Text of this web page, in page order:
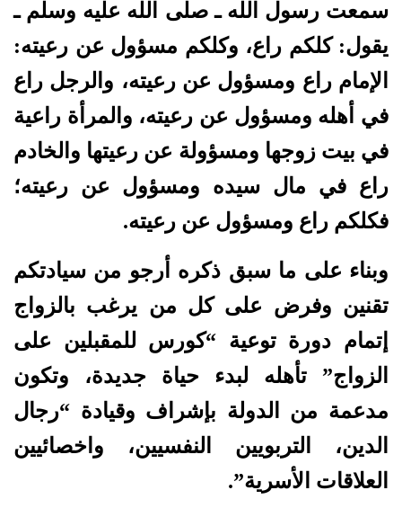
سمعت رسول الله ـ صلى الله عليه وسلم ـ
يقول: كلكم راع، وكلكم مسؤول عن رعيته:
الإمام راع ومسؤول عن رعيته، والرجل راع
في أهله ومسؤول عن رعيته، والمرأة راعية
في بيت زوجها ومسؤولة عن رعيتها والخادم
راع في مال سيده ومسؤول عن رعيته؛
فكلكم راع ومسؤول عن رعيته.
وبناء على ما سبق ذكره أرجو من سيادتكم
تقنين وفرض على كل من يرغب بالزواج
إتمام دورة توعية “كورس للمقبلين على
الزواج” تأهله لبدء حياة جديدة، وتكون
مدعمة من الدولة بإشراف وقيادة “رجال
الدين، التربويين النفسيين، واخصائيين
العلاقات الأسرية”.